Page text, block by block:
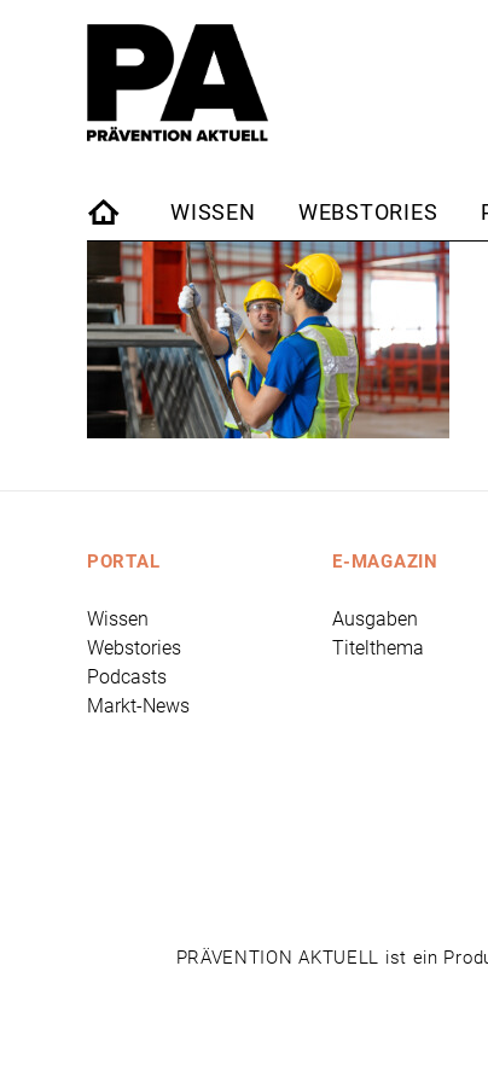
STARTSEITE
WISSEN WEBSTORIES
PORTAL
Wissen
Webstories
Podcasts
Markt-News
E-MAGAZIN
Ausgaben
Titelthema
PRÄVENTION AKTUELL ist ein